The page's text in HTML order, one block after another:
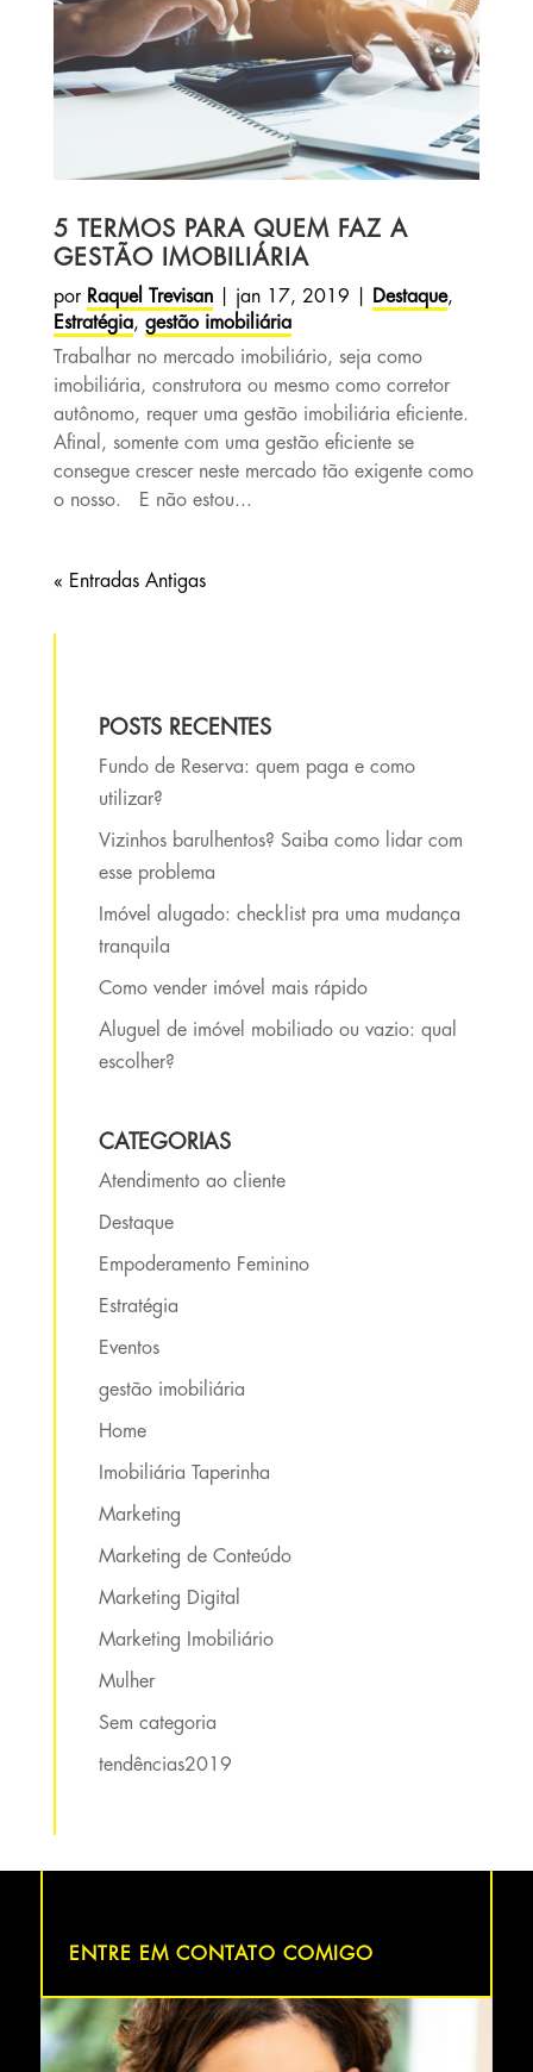
5 TERMOS PARA QUEM FAZ A
GESTÃO IMOBILIÁRIA
por Raquel Trevisan| jan 17, 2019 Destaque,
Estratégia, gestão imobiliária
Trabalhar no mercado imobiliário, seja como
imobiliária, construtora ou mesmo como corretor
autônomo, requer uma gestão imobiliária eficiente.
Afinal, somente com uma gestão eficiente se
consegue crescer neste mercado tão exigente como
o nosso. E não estou...
« Entradas Antigas
POSTS RECENTES
Fundo de Reserva: quem paga e como
utilizar?
Vizinhos barulhentos? Saiba como lidar com
esse problema
Imóvel alugado: checklist pra uma mudança
tranquila
Como vender imóvel mais rápido
Aluguel de imóvel mobiliado ou vazio: qual
escolher?
CATEGORIAS
Atendimento ao cliente
Destaque
Empoderamento Feminino
Estratégia
Eventos
gestão imobiliária
Home
Imobiliária Taperinha
Marketing
Marketing de Conteúdo
Marketing Digital
Marketing Imobiliário
Mulher
Sem categoria
tendências2019
ENTRE EM CONTATO COMIGO